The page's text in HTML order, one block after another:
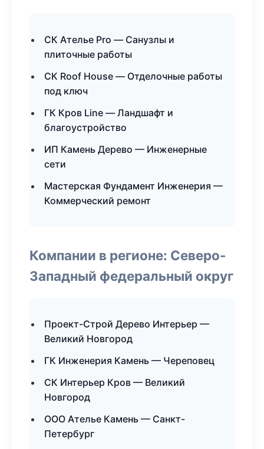
СК Ателье Pro — Санузлы и
плиточные работы
СК Roof House — Отделочные работы
под ключ
ГК Кров Line — Ландшафт и
благоустройство
ИП Камень Дерево — Инженерные
сети
Мастерская Фундамент Инженерия —
Коммерческий ремонт
Компании в регионе: Северо-
Западный федеральный округ
Проект-Строй Дерево Интерьер —
Великий Новгород
ГК Инженерия Камень — Череповец
СК Интерьер Кров — Великий
Новгород
ООО Ателье Камень — Санкт-
Петербург